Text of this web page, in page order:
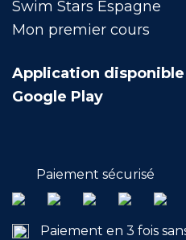
Swim Stars Espagne
Mon premier cours
Application disponible
Google Play
Paiement sécurisé
Paiement en 3 fois